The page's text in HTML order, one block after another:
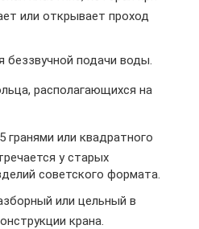
или открывает проход
беззвучной подачи воды.
располагающихся на
гранями или квадратного
у старых
советского формата.
или цельный в
крана.